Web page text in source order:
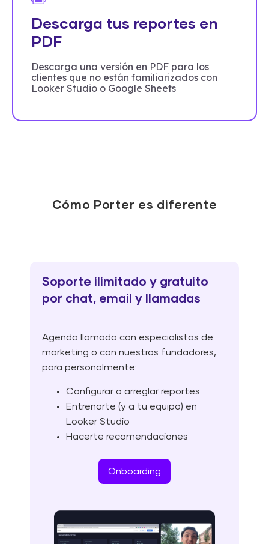
Descarga tus reportes en
PDF
Descarga una versión en PDF para los
clientes que no están familiarizados con
Looker Studio o Google Sheets
Cómo Porter es diferente
Soporte ilimitado y gratuito
por chat, email y llamadas
Agenda llamada con especialistas de
marketing o con nuestros fundadores,
para personalmente:
Configurar o arreglar reportes
Entrenarte (y a tu equipo) en
Looker Studio
Hacerte recomendaciones
Onboarding